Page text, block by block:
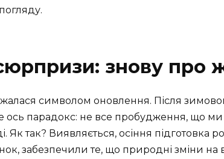
знову про
символом оновлення. Після
ось парадокс: не все пробудження, що ми
Як так? Виявляється, осіння підготовка
забезпечили те, що природні зміни на